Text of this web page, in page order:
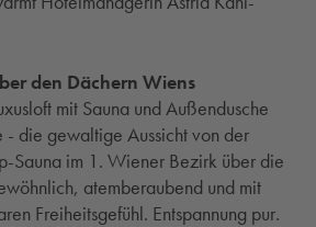
den Dächern Wiens
mit Sauna und Außendusche
- die gewaltige Aussicht von der
Sauna im 1. Wiener Bezirk über die
atemberaubend und mit
Freiheitsgefühl. Entspannung pur.